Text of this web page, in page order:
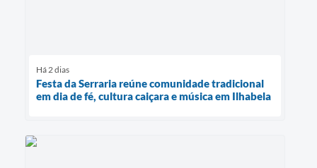
Há 2 dias
Festa da Serraria reúne comunidade tradicional
em dia de fé, cultura caiçara e música em Ilhabela